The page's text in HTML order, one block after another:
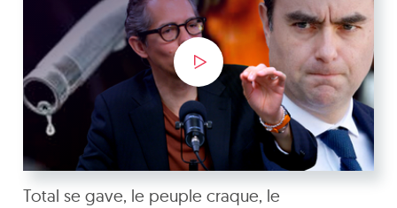
Total se gave, le peuple craque, le